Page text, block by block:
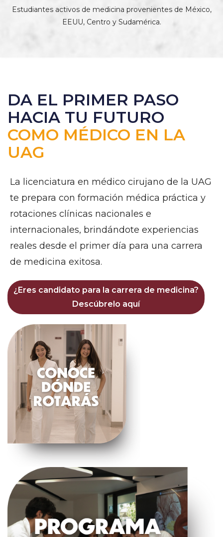
Estudiantes activos de medicina provenientes de México,
EEUU, Centro y Sudamérica.
DA EL PRIMER PASO
HACIA TU FUTURO
COMO MÉDICO EN LA
UAG
La licenciatura en médico cirujano de la UAG
te prepara con formación médica práctica y
rotaciones clínicas nacionales e
internacionales, brindándote experiencias
reales desde el primer día para una carrera
de medicina exitosa.
¿Eres candidato para la carrera de medicina?
Descúbrelo aquí